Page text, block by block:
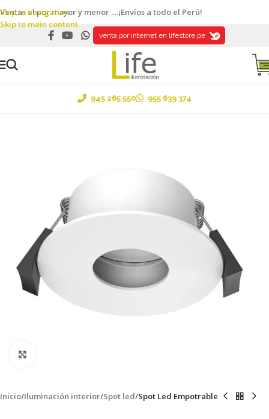
Skip to navigation
Skip to main content
Ventas al por mayor y menor ....¡Envíos a todo el Perú!
venta por internet en lifestore.pe
945 265 550 955 639 374
Inicio Iluminación interior Spot led Spot Led Empotrable